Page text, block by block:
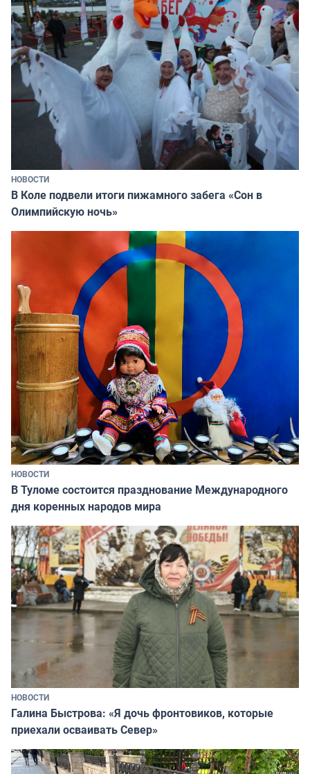
НОВОСТИ
В Коле подвели итоги пижамного забега «Сон в
Олимпийскую ночь»
НОВОСТИ
В Туломе состоится празднование Международного
дня коренных народов мира
НОВОСТИ
Галина Быстрова: «Я дочь фронтовиков, которые
приехали осваивать Север»